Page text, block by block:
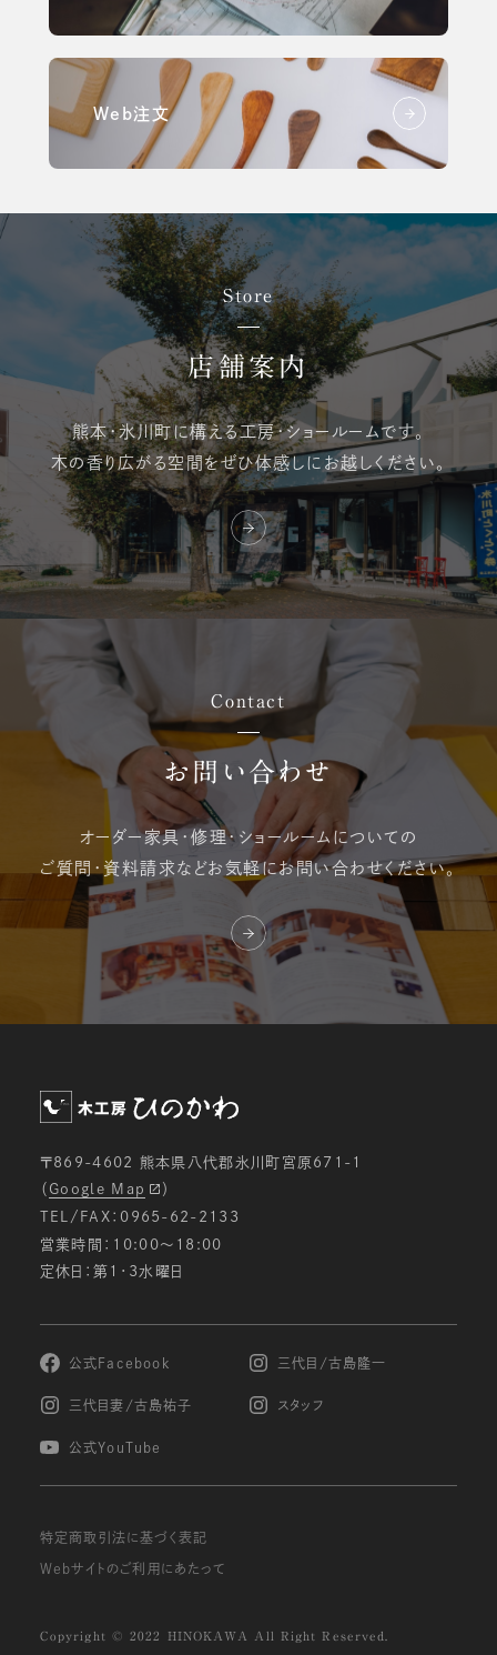
Web注文
Store
店舗案内
熊本・氷川町に構える工房・ショールームです。
木の香り広がる空間をぜひ体感しにお越しください。
Contact
お問い合わせ
オーダー家具・修理・ ショールームについての
ご質問・資料請求などお気軽にお問い合わせください。
〒869-4602 熊本県八代郡氷川町宮原671-1
（ Google Map
）
TEL/FAX：0965-62-2133
営業時間：10:00〜18:00
定休日：第1・3水曜日
公式Facebook 三代目/古島隆一
三代目妻/古島祐子 スタッフ
公式YouTube
特定商取引法に基づく表記
Webサイトのご利用にあたって
Copyright © 2022 HINOKAWA All Right Reserved.